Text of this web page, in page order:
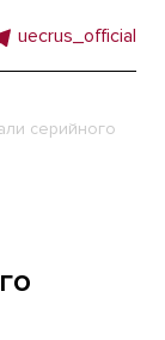
uecrus_official
серийного